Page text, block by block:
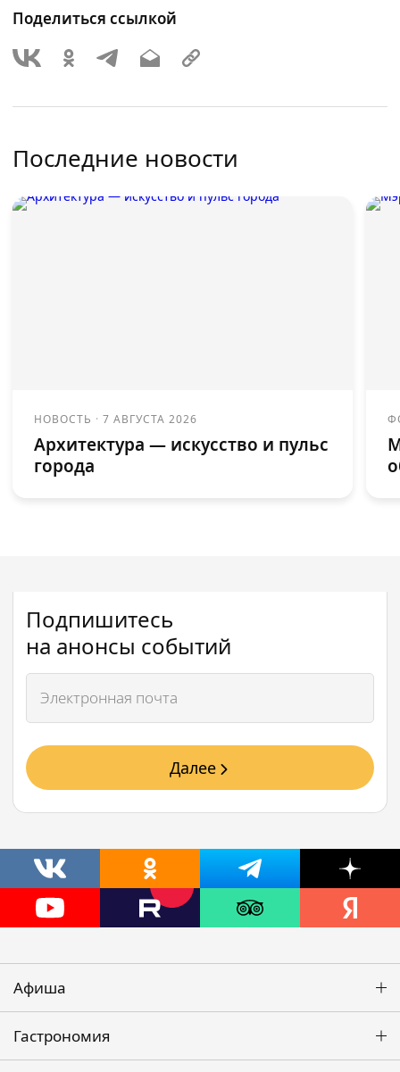
Поделиться ссылкой
Последние новости
НОВОСТЬ ·7 АВГУСТА 2026
Архитектура — искусство и пульс
города
Подпишитесь
на анонсы событий
Далее
Афиша
Гастрономия